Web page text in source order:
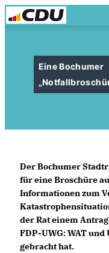
Eine Bochumer
Der Bochumer
für eine Broschüre
Informationen zum
der Rat einem
FDP-UWG: WAT und
gebracht hat.